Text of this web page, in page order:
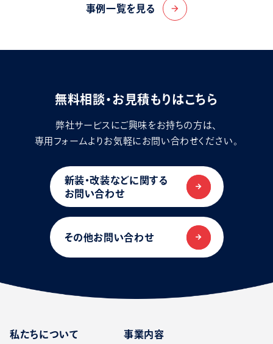
事例一覧を見る arrow_forward
無料相談・お見積もりはこちら
弊社サービスにご興味をお持ちの方は、
専用フォームよりお気軽にお問い合わせください。
新装・改装などに関する
お問い合わせ
その他お問い合わせ
私たちについて 事業内容